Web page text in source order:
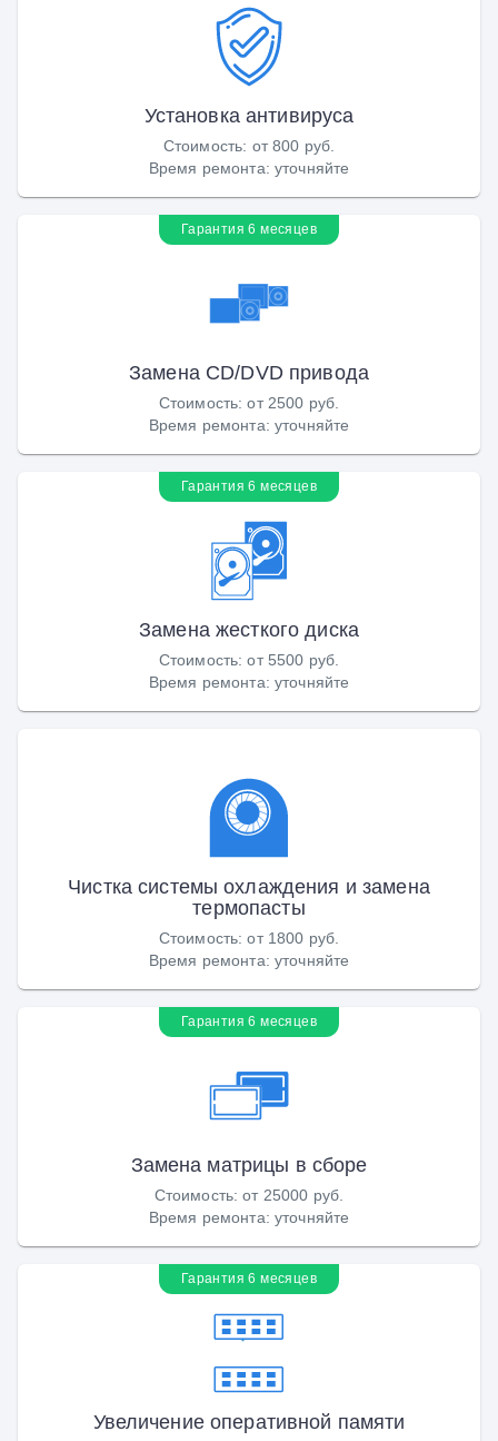
Установка антивируса
Стоимость: от 800 руб.
Время ремонта: уточняйте
Гарантия 6 месяцев
Замена CD/DVD привода
Стоимость:от 2500 руб.
Время ремонта: уточняйте
Гарантия 6 месяцев
Замена жесткого диска
Стоимость:от 5500 руб.
Время ремонта: уточняйте
Чистка системы охлаждения и замена
термопасты
Стоимость:от 1800 руб.
Время ремонта: уточняйте
Гарантия 6 месяцев
Замена матрицы в сборе
Стоимость:от 25000 руб.
Время ремонта: уточняйте
Гарантия 6 месяцев
Увеличение оперативной памяти